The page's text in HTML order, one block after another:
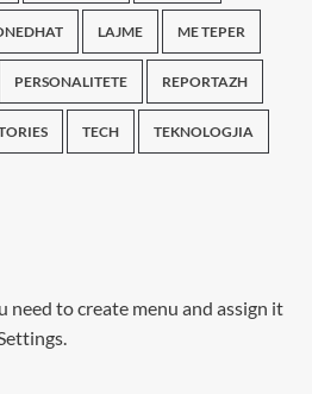
LAJME ME TEPER
PERSONALITETE REPORTAZH
TECH TEKNOLOGJIA
need to create menu and assign it